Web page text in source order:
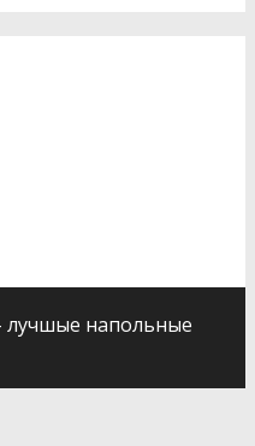
лучшые напольные